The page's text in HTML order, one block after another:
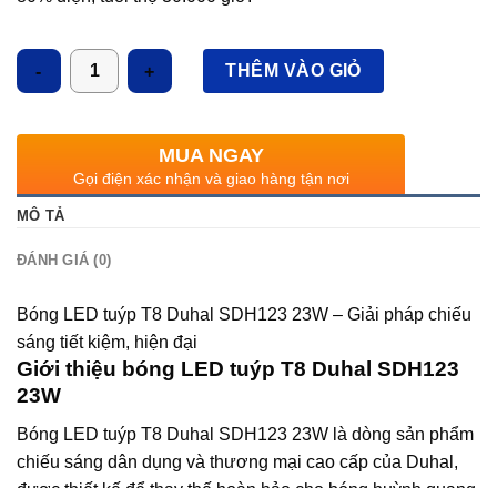
Số lượng
THÊM VÀO GIỎ
MUA NGAY
Gọi điện xác nhận và giao hàng tận nơi
MÔ TẢ
ĐÁNH GIÁ (0)
Bóng LED tuýp T8 Duhal SDH123 23W – Giải pháp chiếu
sáng tiết kiệm, hiện đại
Giới thiệu bóng LED tuýp T8 Duhal SDH123
23W
Bóng LED tuýp T8 Duhal SDH123 23W là dòng sản phẩm
chiếu sáng dân dụng và thương mại cao cấp của Duhal,